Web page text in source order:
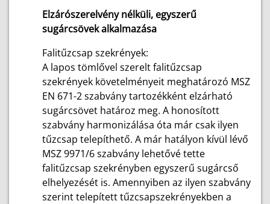
Elzárószerelvény nélküli, egyszerű
sugárcsövek alkalmazása
Falitűzcsap szekrények:
A lapos tömlővel szerelt falitűzcsap
szekrények követelményeit meghatározó MSZ
EN 671-2 szabvány tartozékként elzárható
sugárcsövet határoz meg. A honosított
szabvány harmonizálása óta már csak ilyen
tűzcsap telepíthető. A már hatályon kívül lévő
MSZ 9971/6 szabvány lehetővé tette
falitűzcsap szekrényben egyszerű sugárcső
elhelyezését is. Amennyiben az ilyen szabvány
szerint telepített tűzcsapszekrényekben a